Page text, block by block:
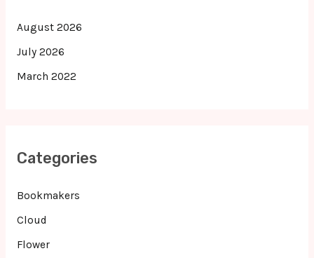
August 2026
July 2026
March 2022
Categories
Bookmakers
Cloud
Flower